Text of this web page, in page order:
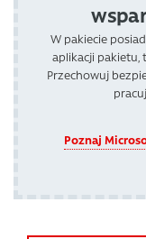
W pakiecie
aplikacji pakietu,
Przechowuj
Poznaj